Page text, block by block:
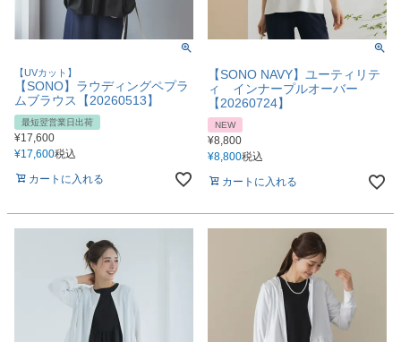
【UVカット】
【SONO】ラウディングペプラ
ムブラウス【20260513】
最短翌営業日出荷
¥17,600
¥17,600税込
カートに入れる
【SONO NAVY】ユーティリテ
ィ インナープルオーバー
【20260724】
NEW
¥8,800
¥8,800税込
カートに入れる